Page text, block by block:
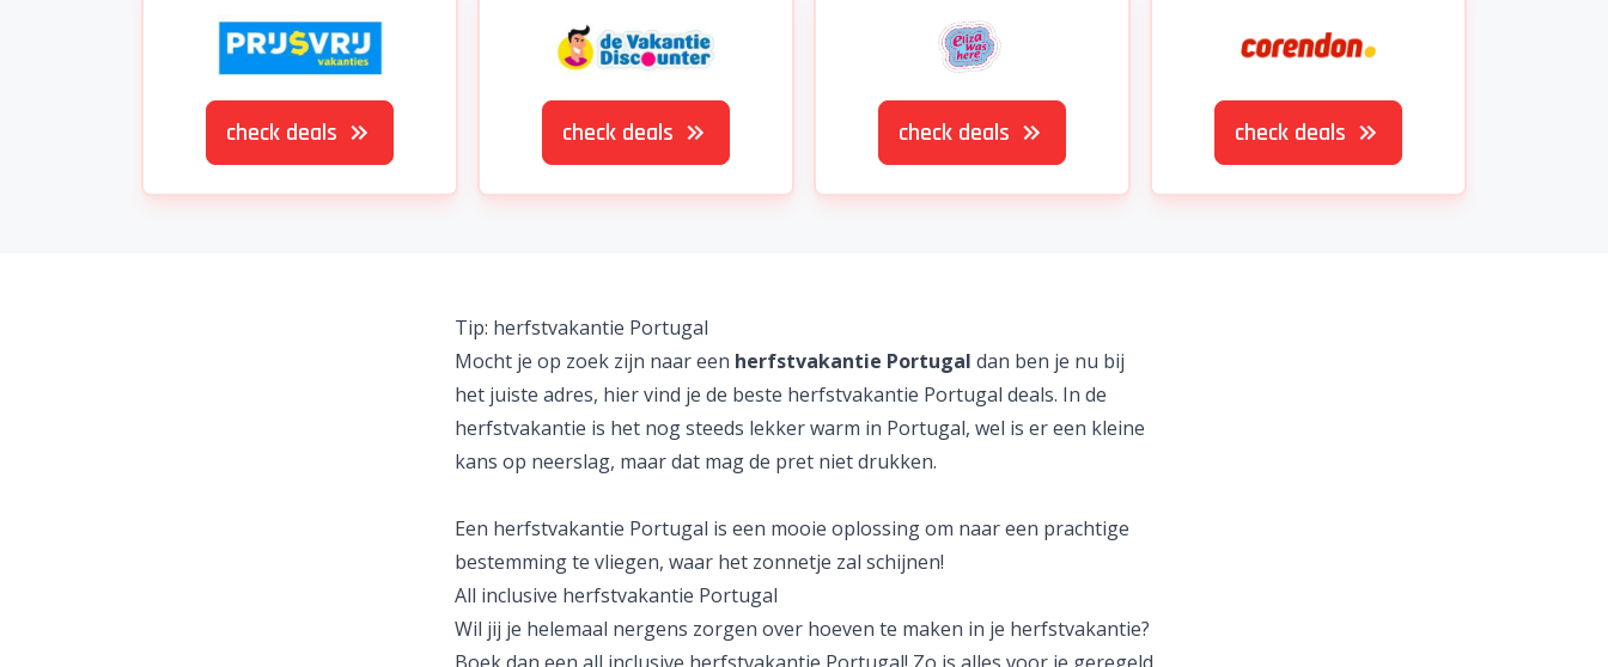
check deals check deals check deals check deals
Tip: herfstvakantie Portugal
Mocht je op zoek zijn naar een herfstvakantie Portugal dan ben je nu bij
het juiste adres, hier vind je de beste herfstvakantie Portugal deals. In de
herfstvakantie is het nog steeds lekker warm in Portugal, wel is er een kleine
kans op neerslag, maar dat mag de pret niet drukken.
Een herfstvakantie Portugal is een mooie oplossing om naar een prachtige
bestemming te vliegen, waar het zonnetje zal schijnen!
All inclusive herfstvakantie Portugal
Wil jij je helemaal nergens zorgen over hoeven te maken in je herfstvakantie?